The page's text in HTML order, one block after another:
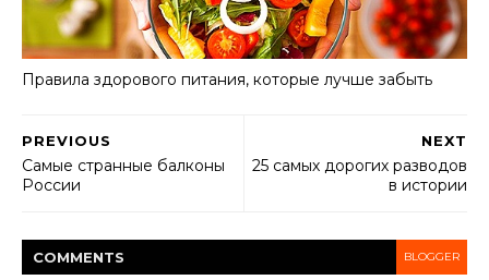
Правила здорового питания, которые лучше забыть
NEXT
25 самых дорогих разводов
в истории
PREVIOUS
Самые странные балконы
России
COMMENTS BLOGGER